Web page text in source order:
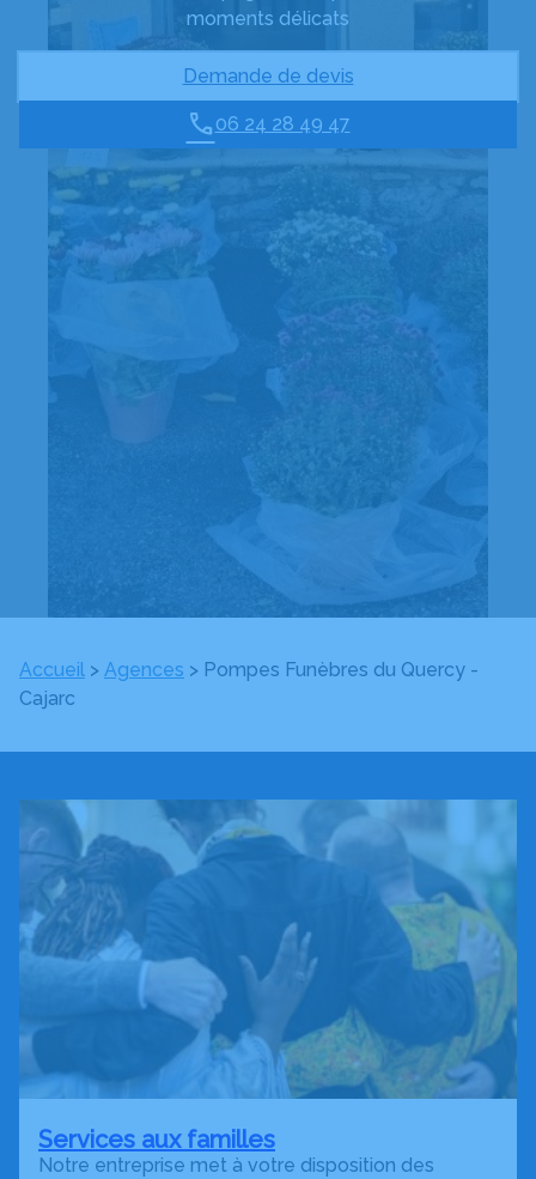
moments délicats
Demande de devis
06 24 28 49 47
Accueil > Agences > Pompes Funèbres du Quercy -
Cajarc
Services aux familles
Notre entreprise met à votre disposition des